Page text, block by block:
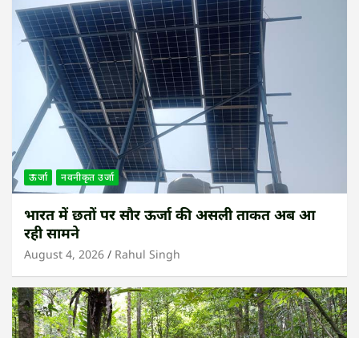
ऊर्जा नवनीकृत उर्जा
भारत में छतों पर सौर ऊर्जा की असली ताकत अब आ
रही सामने
August 4, 2026 Rahul Singh